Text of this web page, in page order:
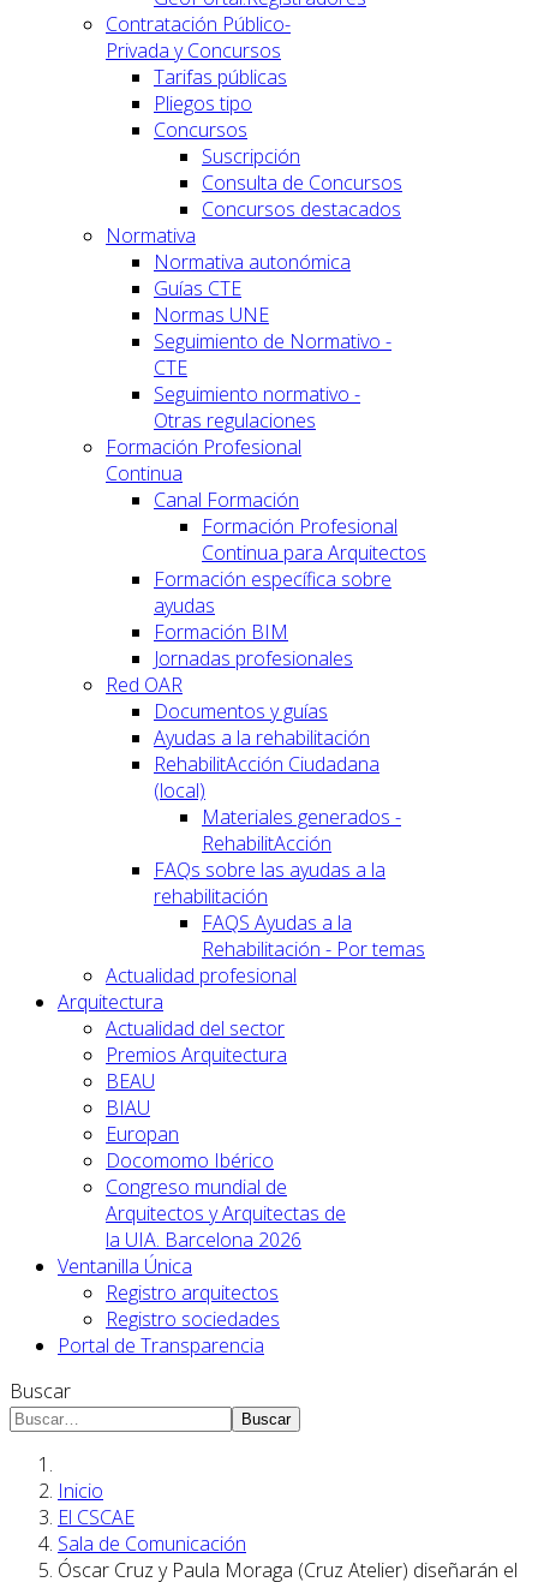
Contratación Público-
Privada y Concursos
Tarifas públicas
Pliegos tipo
Concursos
Suscripción
Consulta de Concursos
Concursos destacados
Normativa
Normativa autonómica
Guías CTE
Normas UNE
Seguimiento de Normativo -
CTE
Seguimiento normativo -
Otras regulaciones
Formación Profesional
Continua
Canal Formación
Formación Profesional
Continua para Arquitectos
Formación específica sobre
ayudas
Formación BIM
Jornadas profesionales
Red OAR
Documentos y guías
Ayudas a la rehabilitación
RehabilitAcción Ciudadana
(local)
Materiales generados -
RehabilitAcción
FAQs sobre las ayudas a la
rehabilitación
FAQS Ayudas a la
Rehabilitación - Por temas
Actualidad profesional
Arquitectura
Actualidad del sector
Premios Arquitectura
BEAU
BIAU
Europan
Docomomo Ibérico
Congreso mundial de
Arquitectos y Arquitectas de
la UIA. Barcelona 2026
Ventanilla Única
Registro arquitectos
Registro sociedades
Portal de Transparencia
Buscar
Buscar
Inicio
El CSCAE
Sala de Comunicación
Óscar Cruz y Paula Moraga (Cruz Atelier) diseñarán el